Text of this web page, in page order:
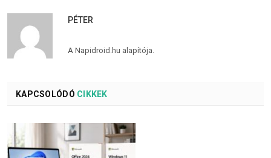
PÉTER
A Napidroid.hu alapítója.
KAPCSOLÓDÓ CIKKEK